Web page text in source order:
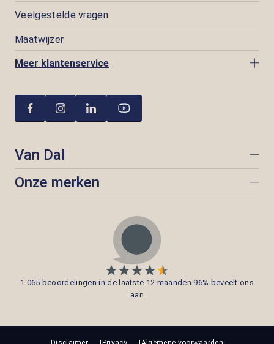
Veelgestelde vragen
Maatwijzer
Meer klantenservice
Van Dal
Onze merken
1.065 beoordelingen in de laatste 12 maanden 96% beveelt ons
aan